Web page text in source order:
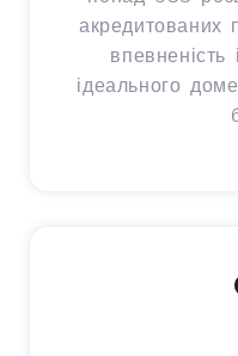
акредитованих
впевненість
ідеального